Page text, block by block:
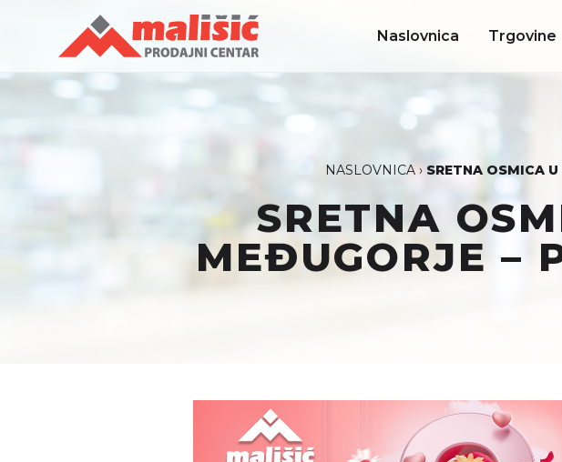
Naslovnica Trgovine
NASLOVNICA› SRETNA OSMICA
SRETNA
MEĐUGORJE –